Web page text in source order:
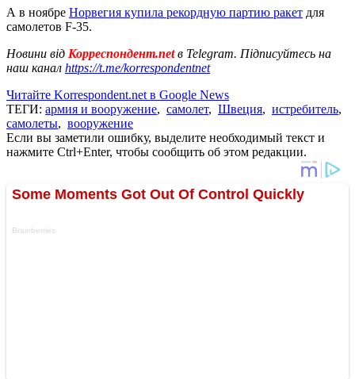
А в ноябре Норвегия купила рекордную партию ракет для
самолетов F-35.
Новини від Корреспондент.netв Telegram. Підписуйтесь на
наш канал https://t.me/korrespondentnet
Читайте Korrespondent.net в Google News
ТЕГИ: армия и вооружение, самолет, Швеция, истребитель,
самолеты, вооружение
Если вы заметили ошибку, выделите необходимый текст и
нажмите Ctrl+Enter, чтобы сообщить об этом редакции.